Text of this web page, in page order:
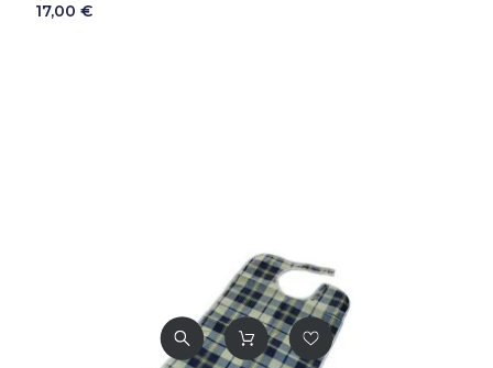
17,00 €